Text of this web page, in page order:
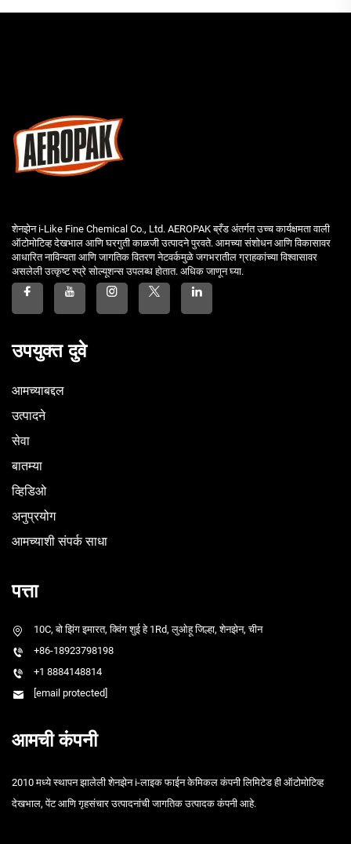
शेनझेन i-Like Fine Chemical Co., Ltd. AEROPAK ब्रँड अंतर्गत उच्च कार्यक्षमता वाली
ऑटोमोटिव्ह देखभाल आणि घरगुती काळजी उत्पादने पुरवते. आमच्या संशोधन आणि विकासावर
आधारित नाविन्यता आणि जागतिक वितरण नेटवर्कमुळे जगभरातील ग्राहकांच्या विश्वासावर
असलेली उत्कृष्ट स्प्रे सोल्यूशन्स उपलब्ध होतात. अधिक जाणून घ्या.
उपयुक्त दुवे
आमच्याबद्दल
उत्पादने
सेवा
बातम्या
व्हिडिओ
अनुप्रयोग
आमच्याशी संपर्क साधा
पत्ता
10C, बो झिंग इमारत, क्विंग शुई हे 1Rd, लुओहू जिल्हा, शेनझेन, चीन
+86-18923798198
+1 8884148814
[email protected]
आमची कंपनी
2010 मध्ये स्थापन झालेली शेनझेन i-लाइक फाईन केमिकल कंपनी लिमिटेड ही ऑटोमोटिव्ह
देखभाल, पेंट आणि गृहसंचार उत्पादनांची जागतिक उत्पादक कंपनी आहे.